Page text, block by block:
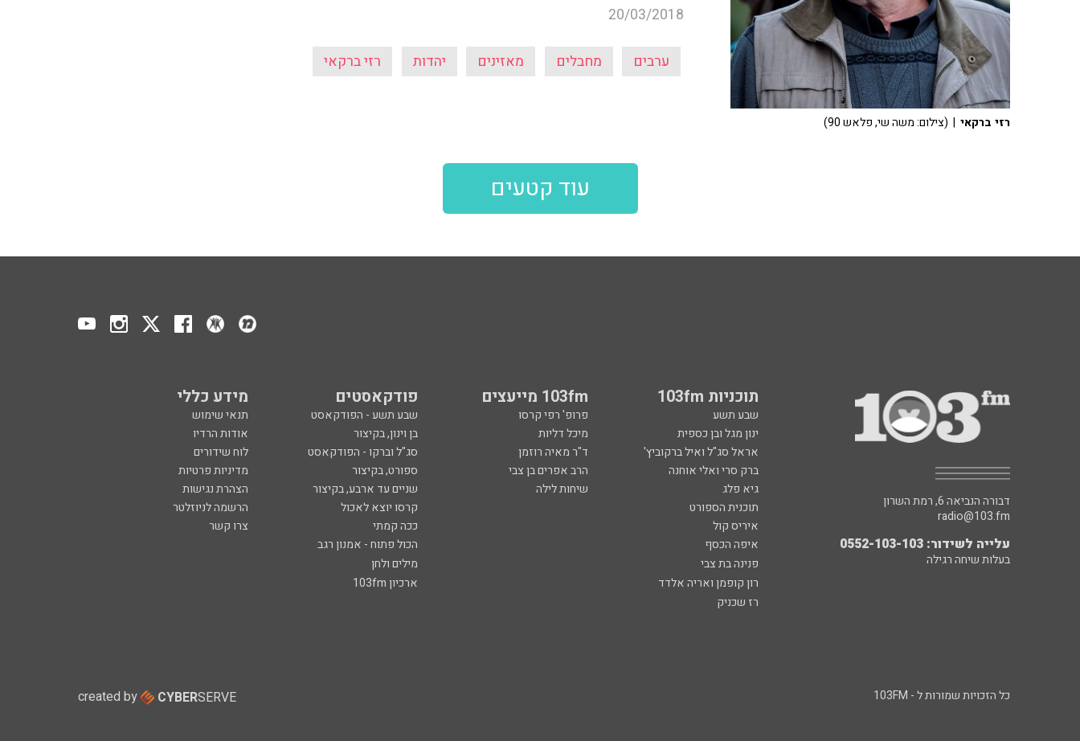
20/03/2018
ערבים מחבלים מאזינים יהדות רזי ברקאי
רזי ברקאי | (צילום: משה שי, פלאש 90)
עוד קטעים
תוכניות 103fm 103fm מייעצים פודקאסטים מידע כללי
שבע תשע פרופ' רפי קרסו שבע תשע - הפודקאסט
תנאי שימוש
ינון מגל ובן כספית
מיכל דליות בן וינון, בקיצור
אודות הרדיו
אראל סג"ל ואיל ברקוביץ'
ד"ר מאיה רוזמן סג"ל וברקו - הפודקאסט
לוח שידורים
ברק סרי ואלי אוחנה
הרב אפרים בן צבי ספורט, בקיצור
מדיניות פרטיות
גיא פלג
שיחות לילה שניים עד ארבע, בקיצור
הצהרת נגישות
תוכנית הספורט
קרסו יוצא לאכול
הרשמה לניוזלטר
איריס קול
ככה קמתי
צרו קשר
איפה הכסף
הכול פתוח - אמנון רגב
פנינה בת צבי
מילים ולחן
רון קופמן ואריה אלדד
ארכיון 103fm
רז שכניק
דבורה הנביאה 6, רמת השרון
radio@103.fm
עלייה לשידור: 0552-103-103
בעלות שיחה רגילה
כל הזכויות שמורות ל - 103FM created by CYBERSERVE